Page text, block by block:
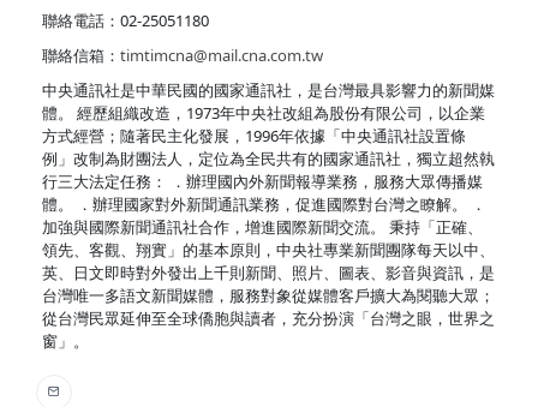
聯絡電話：02-25051180
聯絡信箱： timtimcna@mail.cna.com.tw
中央通訊社是中華民國的國家通訊社，是台灣最具影響力的新聞媒
體。 經歷組織改造，1973年中央社改組為股份有限公司，以企業
方式經營；隨著民主化發展，1996年依據「中央通訊社設置條
例」改制為財團法人，定位為全民共有的國家通訊社，獨立超然執
行三大法定任務： ．辦理國內外新聞報導業務，服務大眾傳播媒
體。 ．辦理國家對外新聞通訊業務，促進國際對台灣之瞭解。 ．
加強與國際新聞通訊社合作，增進國際新聞交流。 秉持「正確、
領先、客觀、翔實」的基本原則，中央社專業新聞團隊每天以中、
英、日文即時對外發出上千則新聞、照片、圖表、影音與資訊，是
台灣唯一多語文新聞媒體，服務對象從媒體客戶擴大為閱聽大眾；
從台灣民眾延伸至全球僑胞與讀者，充分扮演「台灣之眼，世界之
窗」。